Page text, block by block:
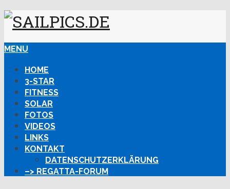
MENU
HOME
3-STAR
FITNESS
SOLAR
FOTOS
VIDEOS
LINKS
KONTAKT
DATENSCHUTZERKLÄRUNG
–> REGATTA-FORUM